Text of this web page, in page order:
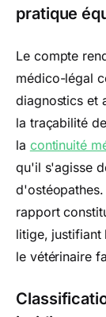
pratique
Le compte
médico-légal
diagnostics et
la traçabilité
la continuité
qu'il s'agisse
rapport
litige, justifiant
le vétérinaire